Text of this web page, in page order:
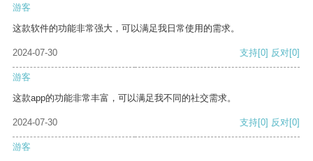
游客
这款软件的功能非常强大，可以满足我日常使用的需求。
2024-07-30 支持[0] 反对[0]
游客
这款app的功能非常丰富，可以满足我不同的社交需求。
2024-07-30 支持[0] 反对[0]
游客